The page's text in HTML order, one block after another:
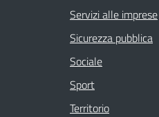
Servizi alle imprese
Sicurezza pubblica
Sociale
Sport
Territorio